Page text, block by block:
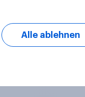
Alle ablehnen